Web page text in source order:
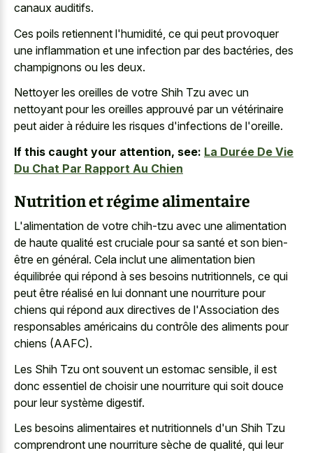
canaux auditifs.
Ces poils retiennent l'humidité, ce qui peut provoquer
une inflammation et une infection par des bactéries, des
champignons ou les deux.
Nettoyer les oreilles de votre Shih Tzu avec un
nettoyant pour les oreilles approuvé par un vétérinaire
peut aider à réduire les risques d'infections de l'oreille.
If this caught your attention, see: La Durée De Vie
Du Chat Par Rapport Au Chien
Nutrition et régime alimentaire
L'alimentation de votre chih-tzu avec une alimentation
de haute qualité est cruciale pour sa santé et son bien-
être en général. Cela inclut une alimentation bien
équilibrée qui répond à ses besoins nutritionnels, ce qui
peut être réalisé en lui donnant une nourriture pour
chiens qui répond aux directives de l'Association des
responsables américains du contrôle des aliments pour
chiens (AAFC).
Les Shih Tzu ont souvent un estomac sensible, il est
donc essentiel de choisir une nourriture qui soit douce
pour leur système digestif.
Les besoins alimentaires et nutritionnels d'un Shih Tzu
comprendront une nourriture sèche de qualité, qui leur